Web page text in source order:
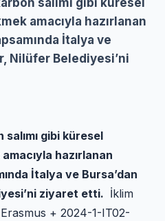
salımı gibi küresel
amacıyla hazırlanan
İtalya ve
Nilüfer Belediyesi’ni
gibi küresel
hazırlanan
İtalya ve Bursa’dan
ziyaret etti. İklim
+ 2024-1-IT02-